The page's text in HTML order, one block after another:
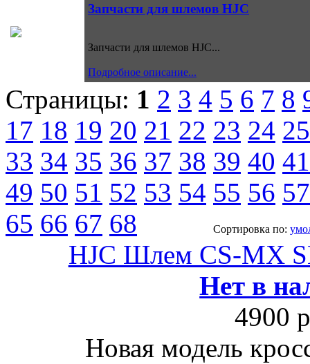
Запчасти для шлемов HJC
Запчасти для шлемов HJC...
Подробное описание...
Страницы: 1 2 3 4 5 6 7 8
17 18 19 20 21 22 23 24 25
33 34 35 36 37 38 39 40 41
49 50 51 52 53 54 55 56 57
65 66 67 68 Сортировка по:
HJC Шлем CS-MX
Нет в
4900
Новая модель